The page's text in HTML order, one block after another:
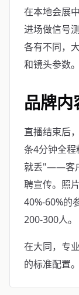
在本地会展
进场做信号
各有不同，
和镜头参数。
品牌
直播结束后
条4分钟全
就丢"——客
聘宣传。照
40%-60%的
200-300人。
在大同，专
的标准配置